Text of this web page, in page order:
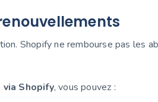
Shopify ne rembourse pas les
via Shopify, vous pouvez :